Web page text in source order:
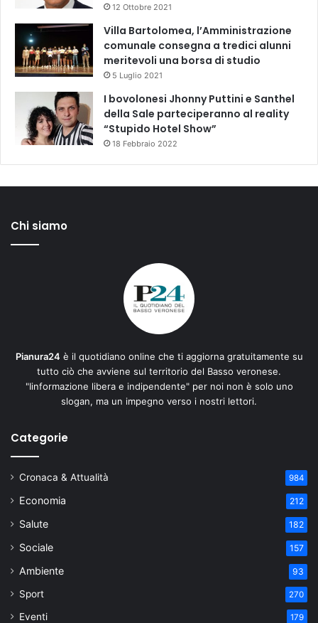
12 Ottobre 2021
Villa Bartolomea, l’Amministrazione
comunale consegna a tredici alunni
meritevoli una borsa di studio
5 Luglio 2021
I bovolonesi Jhonny Puttini e Santhel
della Sale parteciperanno al reality
“Stupido Hotel Show”
18 Febbraio 2022
Chi siamo
Pianura24 è il quotidiano online che ti aggiorna gratuitamente su
tutto ciò che avviene sul territorio del Basso veronese.
"Iinformazione libera e indipendente" per noi non è solo uno
slogan, ma un impegno verso i nostri lettori.
Categorie
Cronaca & Attualità 984
Economia 212
Salute 182
Sociale 157
Ambiente 93
Sport 270
Eventi 179